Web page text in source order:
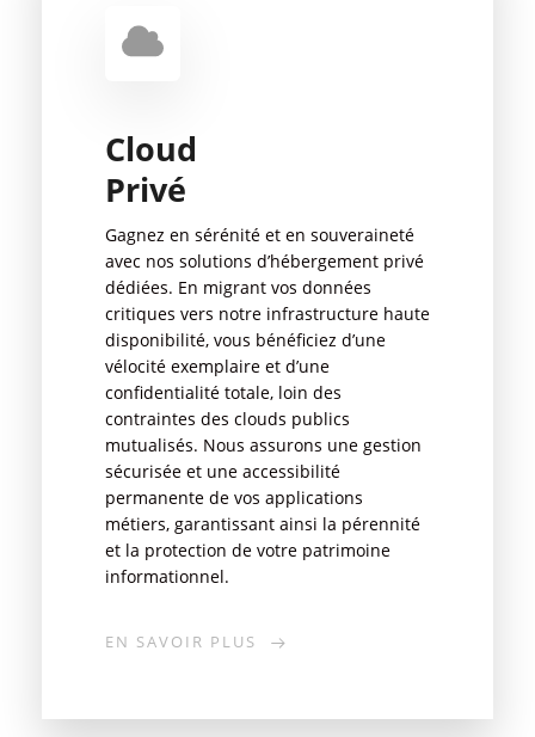
Cloud
Privé
Gagnez en sérénité et en souveraineté
avec nos solutions d’hébergement privé
dédiées. En migrant vos données
critiques vers notre infrastructure haute
disponibilité, vous bénéficiez d’une
vélocité exemplaire et d’une
confidentialité totale, loin des
contraintes des clouds publics
mutualisés. Nous assurons une gestion
sécurisée et une accessibilité
permanente de vos applications
métiers, garantissant ainsi la pérennité
et la protection de votre patrimoine
informationnel.
EN SAVOIR PLUS